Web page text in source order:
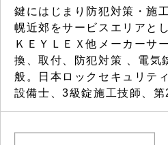
鍵にはじまり防犯対策・施
幌近郊をサービスエリアと
ＫＥＹＬＥＸ他メーカーサ
換、取付、防犯対策 、電気
般。日本ロックセキュリテ
設備士、3級錠施工技師、